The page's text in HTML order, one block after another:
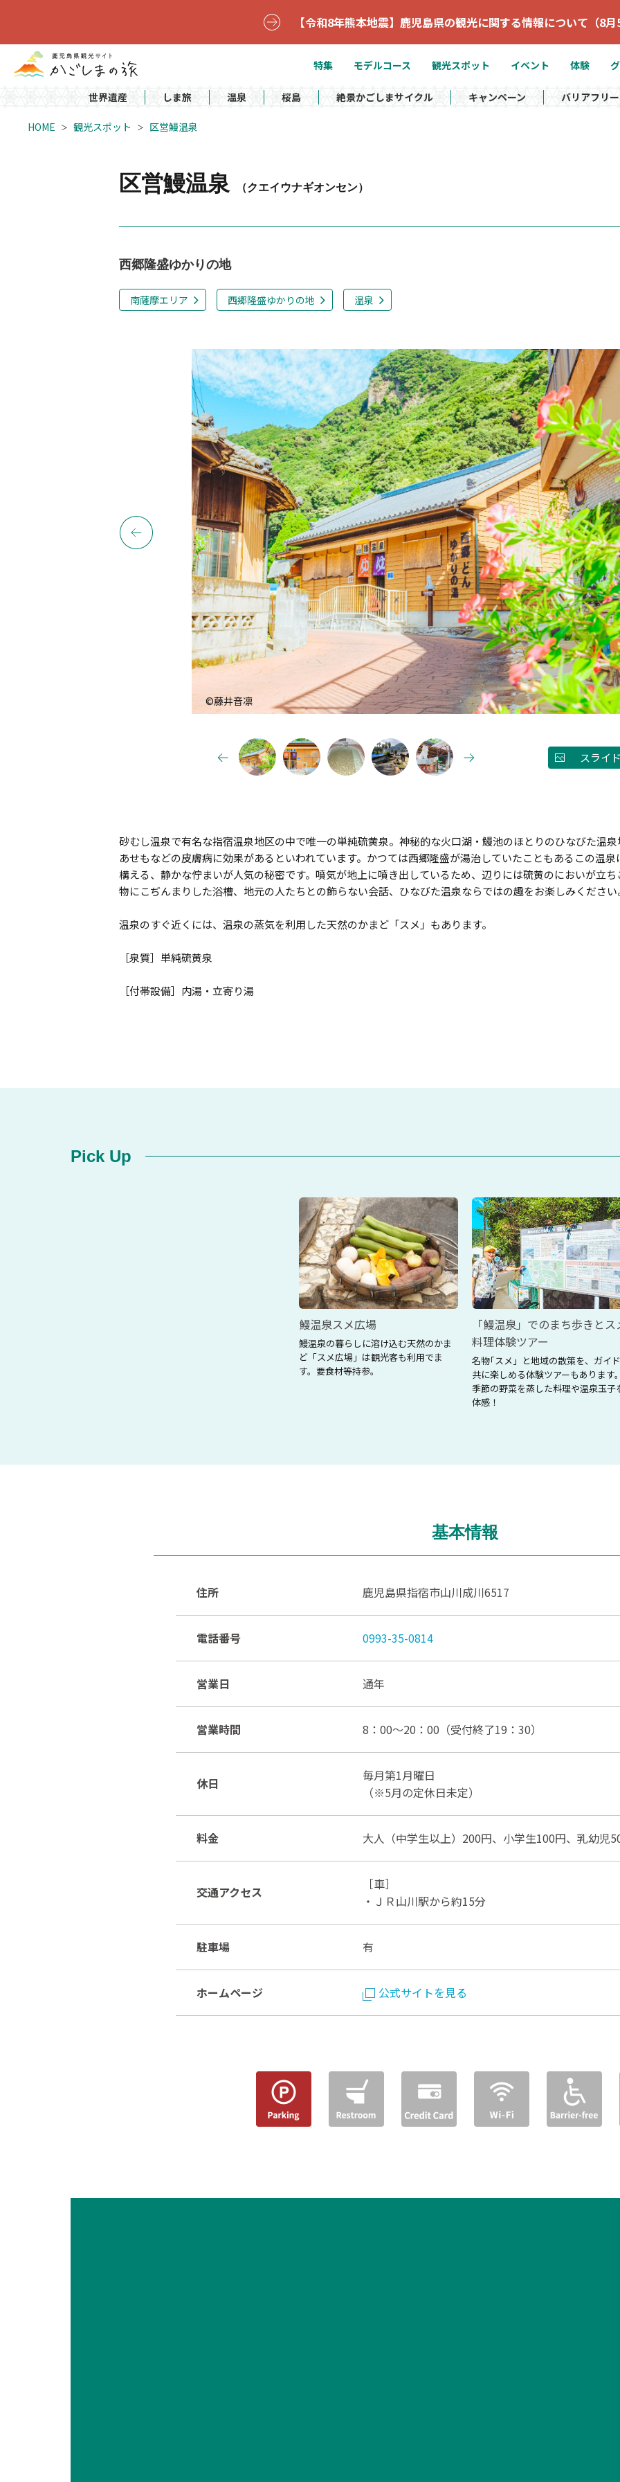
【令和8年熊本地震】鹿児島県の観光に関する情報について（8
特集 モデルコース 観光スポット イベント 体験
世界遺産 しま旅 温泉 桜島 絶景かごしまサイクル キャンペーン バリアフリー
HOME 観光スポット 区営鰻温泉
区営鰻温泉 （クエイウナギオンセン）
西郷隆盛ゆかりの地
南薩摩エリア 西郷隆盛ゆかりの地 温泉
©藤井音凛
スライ
砂むし温泉で有名な指宿温泉地区の中で唯一の単純硫黄泉。神秘的な火口湖・鰻池のほとりのひなびた温
あせもなどの皮膚病に効果があるといわれています。かつては西郷隆盛が湯治していたこともあるこの温
構える、静かな佇まいが人気の秘密です。噴気が地上に噴き出しているため、辺りには硫黄のにおいが立
物にこぢんまりした浴槽、地元の人たちとの飾らない会話、ひなびた温泉ならではの趣をお楽しみください
温泉のすぐ近くには、温泉の蒸気を利用した天然のかまど「スメ」もあります。
［泉質］単純硫黄泉
［付帯設備］内湯・立寄り湯
Pick Up
鰻温泉スメ広場
鰻温泉の暮らしに溶け込む天然のかま
ど「スメ広場」は観光客も利用でま
す。要食材等持参。
「鰻温泉」でのまち歩きとス
料理体験ツアー
名物｢スメ」と地域の散策を、ガイ
共に楽しめる体験ツアーもあります
季節の野菜を蒸した料理や温泉玉子
体感！
基本情報
住所 鹿児島県指宿市山川成川6517
電話番号 0993-35-0814
営業日 通年
営業時間 8：00～20：00（受付終了19：30）
休日
毎月第1月曜日
（※5月の定休日未定）
料金 大人（中学生以上）200円、小学生100円、乳幼児
交通アクセス
［車］
・ＪＲ山川駅から約15分
駐車場 有
ホームページ 公式サイトを見る